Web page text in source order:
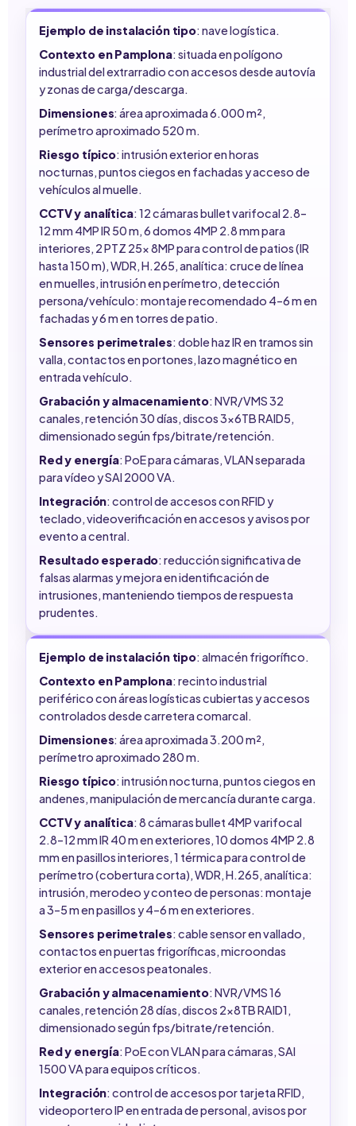
Ejemplo de instalación tipo: nave logística.
Contexto en Pamplona: situada en polígono
industrial del extrarradio con accesos desde autovía
y zonas de carga/descarga.
Dimensiones: área aproximada 6.000 m²,
perímetro aproximado 520 m.
Riesgo típico: intrusión exterior en horas
nocturnas, puntos ciegos en fachadas y acceso de
vehículos al muelle.
CCTV y analítica: 12 cámaras bullet varifocal 2.8–
12 mm 4MP IR 50 m, 6 domos 4MP 2.8 mm para
interiores, 2 PTZ 25x 8MP para control de patios (IR
hasta 150 m), WDR, H.265, analítica: cruce de línea
en muelles, intrusión en perímetro, detección
persona/vehículo: montaje recomendado 4–6 m en
fachadas y 6 m en torres de patio.
Sensores perimetrales: doble haz IR en tramos sin
valla, contactos en portones, lazo magnético en
entrada vehículo.
Grabación y almacenamiento: NVR/VMS 32
canales, retención 30 días, discos 3x6TB RAID5,
dimensionado según fps/bitrate/retención.
Red y energía: PoE para cámaras, VLAN separada
para vídeo y SAI 2000 VA.
Integración: control de accesos con RFID y
teclado, videoverificación en accesos y avisos por
evento a central.
Resultado esperado: reducción significativa de
falsas alarmas y mejora en identificación de
intrusiones, manteniendo tiempos de respuesta
prudentes.
Ejemplo de instalación tipo: almacén frigorífico.
Contexto en Pamplona: recinto industrial
periférico con áreas logísticas cubiertas y accesos
controlados desde carretera comarcal.
Dimensiones: área aproximada 3.200 m²,
perímetro aproximado 280 m.
Riesgo típico: intrusión nocturna, puntos ciegos en
andenes, manipulación de mercancía durante carga.
CCTV y analítica: 8 cámaras bullet 4MP varifocal
2.8–12 mm IR 40 m en exteriores, 10 domos 4MP 2.8
mm en pasillos interiores, 1 térmica para control de
perímetro (cobertura corta), WDR, H.265, analítica:
intrusión, merodeo y conteo de personas: montaje
a 3–5 m en pasillos y 4–6 m en exteriores.
Sensores perimetrales: cable sensor en vallado,
contactos en puertas frigoríficas, microondas
exterior en accesos peatonales.
Grabación y almacenamiento: NVR/VMS 16
canales, retención 28 días, discos 2x8TB RAID1,
dimensionado según fps/bitrate/retención.
Red y energía: PoE con VLAN para cámaras, SAI
1500 VA para equipos críticos.
Integración: control de accesos por tarjeta RFID,
videoportero IP en entrada de personal, avisos por